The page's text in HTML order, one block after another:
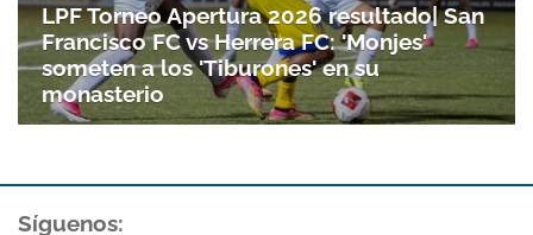
LPF Torneo Apertura 2026 resultado| San
Francisco FC vs Herrera FC: 'Monjes'
someten a los 'Tiburones' en su
monasterio
Síguenos: